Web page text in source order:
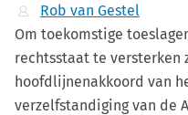
Rob van Gestel
Om toekomstige
rechtsstaat te
hoofdlijnenakkoord van
verzelfstandiging van de